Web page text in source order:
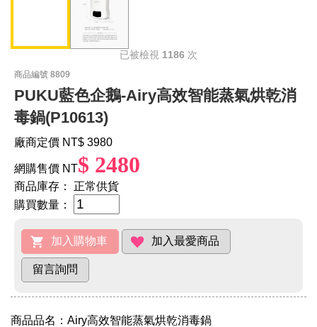
已被檢視 1186 次
商品編號 8809
PUKU藍色企鵝-Airy高效智能蒸氣烘乾消
毒鍋(P10613)
廠商定價 NT$ 3980
網購售價 NT$ 2480
商品庫存：
正常供貨
購買數量：
商品品名：Airy高效智能蒸氣烘乾消毒鍋